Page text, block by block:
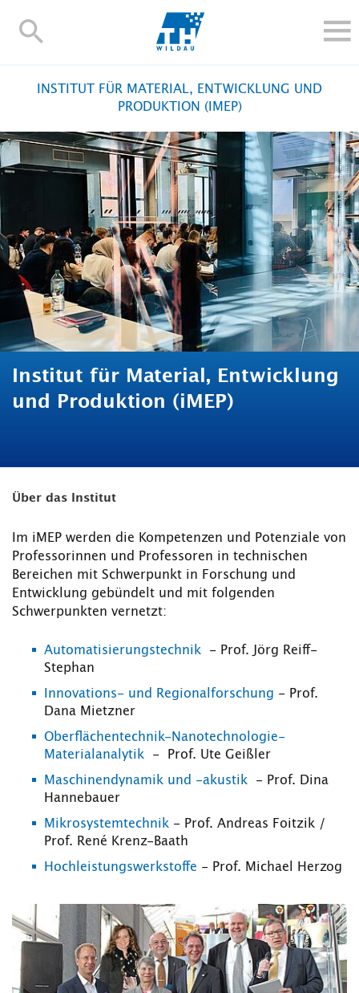
TH-
STUDIEREN UND WEITERBILDEN
FORSCHUNG UND TRANSFER
ALUMNI
HOCHSCHULE
INTERNATIONAL
BESCHÄFTIGTE
Blogs Kontakt und Anfahrt Webmail Moodle
TH Online-Portal Personensuche English
INSTITUT FÜR MATERIAL, ENTWICKLUNG UND
PRODUKTION (IMEP)
Institut für Material, Entwicklung
und Produktion (iMEP)
Über das Institut
Im iMEP werden die Kompetenzen und Potenziale von
Professorinnen und Professoren in technischen
Bereichen mit Schwerpunkt in Forschung und
Entwicklung gebündelt und mit folgenden
Schwerpunkten vernetzt:
Automatisierungstechnik - Prof. Jörg Reiff-
Stephan
Innovations- und Regionalforschung - Prof.
Dana Mietzner
Oberflächentechnik-Nanotechnologie-
Materialanalytik - Prof. Ute Geißler
Maschinendynamik und -akustik - Prof. Dina
Hannebauer
Mikrosystemtechnik - Prof. Andreas Foitzik /
Prof. René Krenz-Baath
Hochleistungswerkstoffe - Prof. Michael Herzog